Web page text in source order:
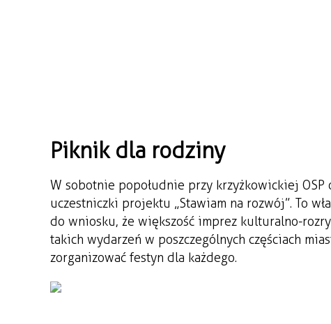
Piknik dla rodziny
W sobotnie popołudnie przy krzyżkowickiej
uczestniczki projektu „Stawiam na rozwój”. To
do wniosku, że większość imprez kulturalno-
takich wydarzeń w poszczególnych częściach
zorganizować festyn dla każdego.